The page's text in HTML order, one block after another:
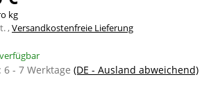
kg
,Versandkostenfreie Lieferung
6 - 7 Werktage (DE - Ausland abweichend)